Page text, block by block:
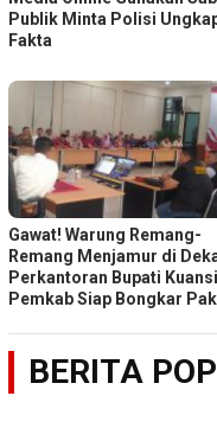
Publik Minta Polisi
Fakta
Gawat! Warung Remang-
Remang Menjamur di
Perkantoran Bupati
Pemkab Siap Bongkar
BERITA